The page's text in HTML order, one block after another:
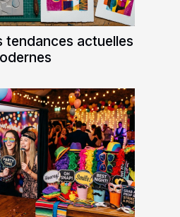
tendances actuelles